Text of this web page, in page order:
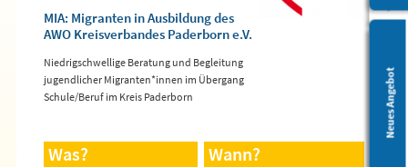
Leichte Sprache
Neues Angebot
MIA: Migranten in Ausbildung des
AWO Kreisverbandes Paderborn e.V.
Niedrigschwellige Beratung und Begleitung
jugendlicher Migranten*innen im Übergang
Schule/Beruf im Kreis Paderborn
Was? Wann?